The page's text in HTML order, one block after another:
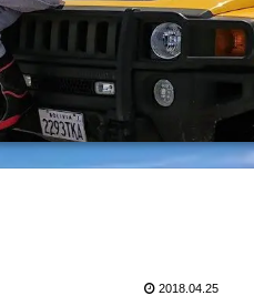
2018.04.25